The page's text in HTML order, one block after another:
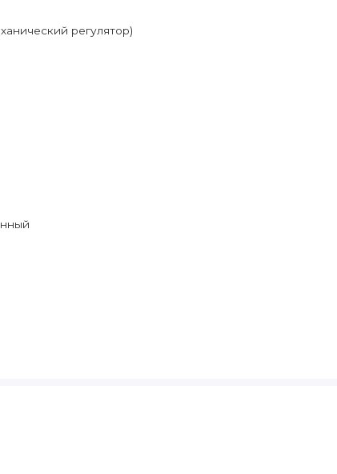
регулятор)